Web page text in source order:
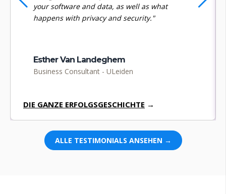
your software and data, as well as what
happens with privacy and security."
Esther Van Landeghem
Business Consultant - ULeiden
DIE GANZE ERFOLGSGESCHICHTE →
ALLE TESTIMONIALS ANSEHEN →